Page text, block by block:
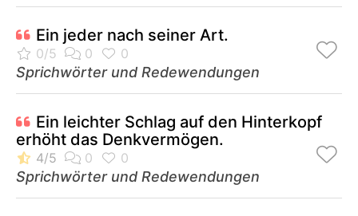
Ein jeder nach seiner Art.
Sprichwörter und Redewendungen
Ein leichter Schlag auf den Hinterkopf
erhöht das Denkvermögen.
Sprichwörter und Redewendungen